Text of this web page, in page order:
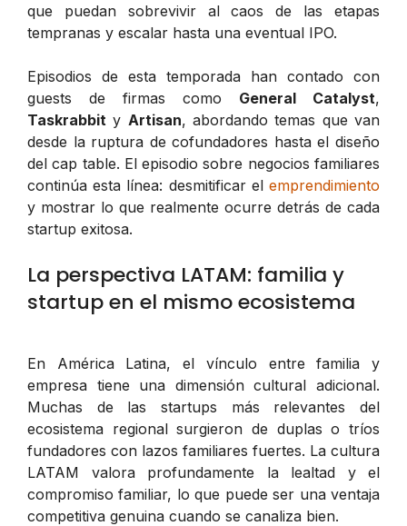
que puedan sobrevivir al caos de las etapas
tempranas y escalar hasta una eventual IPO.
Episodios de esta temporada han contado con
guests de firmas como General Catalyst,
Taskrabbit y Artisan, abordando temas que van
desde la ruptura de cofundadores hasta el diseño
del cap table. El episodio sobre negocios familiares
continúa esta línea: desmitificar el emprendimiento
y mostrar lo que realmente ocurre detrás de cada
startup exitosa.
La perspectiva LATAM: familia y
startup en el mismo ecosistema
En América Latina, el vínculo entre familia y
empresa tiene una dimensión cultural adicional.
Muchas de las startups más relevantes del
ecosistema regional surgieron de duplas o tríos
fundadores con lazos familiares fuertes. La cultura
LATAM valora profundamente la lealtad y el
compromiso familiar, lo que puede ser una ventaja
competitiva genuina cuando se canaliza bien.